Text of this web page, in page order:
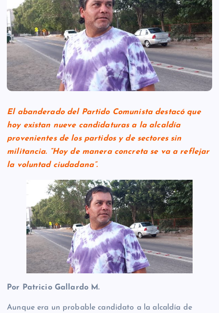
El abanderado del Partido Comunista destacó que
hoy existan nueve candidaturas a la alcaldía
provenientes de los partidos y de sectores sin
militancia. “Hoy de manera concreta se va a reflejar
la voluntad ciudadana”.
Por Patricio Gallardo M.
Aunque era un probable candidato a la alcaldía de